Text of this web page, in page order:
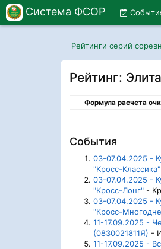
Система ФСОР
Рейтинги серий
Рейтинг:
Формула расчета
События
03-07.04.2025 -
"Кросс-Классика"
03-07.04.2025 -
"Кросс-Лонг" -
03-07.04.2025 -
"Кросс-
11-17.09.2025 -
(0830021811Я) -
11-17.09.2025 -